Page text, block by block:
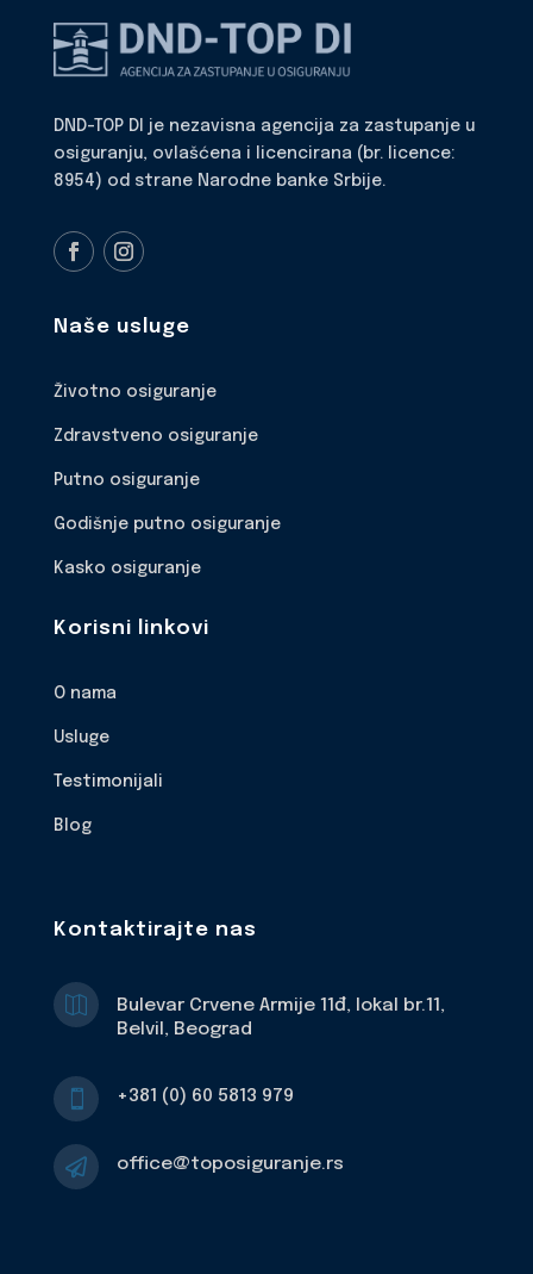
DND-TOP DI je nezavisna agencija za zastupanje u
osiguranju, ovlašćena i licencirana (br. licence:
8954) od strane Narodne banke Srbije.
Naše usluge
Životno osiguranje
Zdravstveno osiguranje
Putno osiguranje
Godišnje putno osiguranje
Kasko osiguranje
Korisni linkovi
O nama
Usluge
Testimonijali
Blog
Kontaktirajte nas

Bulevar Crvene Armije 11đ, lokal br.11,
Belvil, Beograd
 +381 (0) 60 5813 979
 office@toposiguranje.rs